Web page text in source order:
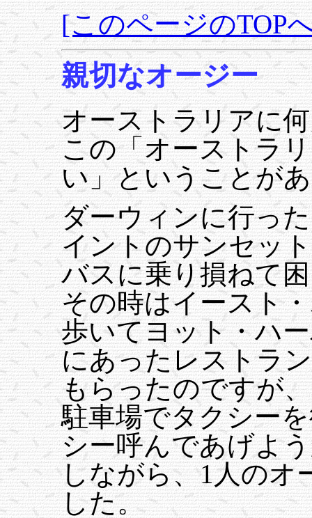
[このページのTOP
親切なオージー
オーストラリアに
この「オーストラ
い」ということが
ダーウィンに行っ
イントのサンセッ
バスに乗り損ねて
その時はイースト
歩いてヨット・ハ
にあったレストラ
もらったのですが
駐車場でタクシー
シー呼んであげよ
しながら、1人のオ
した。